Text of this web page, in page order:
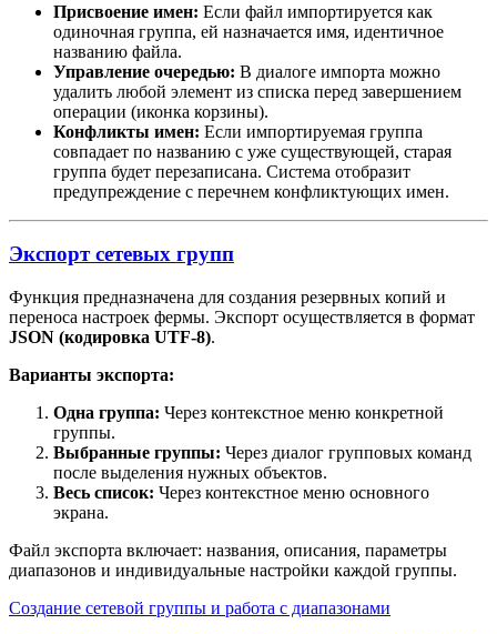
Присвоение имен: Если файл импортируется как
одиночная группа, ей назначается имя, идентичное
названию файла.
Управление очередью: В диалоге импорта можно
удалить любой элемент из списка перед завершением
операции (иконка корзины).
Конфликты имен: Если импортируемая группа
совпадает по названию с уже существующей, старая
группа будет перезаписана. Система отобразит
предупреждение с перечнем конфликтующих имен.
Экспорт сетевых групп
Функция предназначена для создания резервных копий и
переноса настроек фермы. Экспорт осуществляется в формат
JSON (кодировка UTF-8).
Варианты экспорта:
Одна группа: Через контекстное меню конкретной
группы.
Выбранные группы: Через диалог групповых команд
после выделения нужных объектов.
Весь список: Через контекстное меню основного
экрана.
Файл экспорта включает: названия, описания, параметры
диапазонов и индивидуальные настройки каждой группы.
Создание сетевой группы и работа с диапазонами